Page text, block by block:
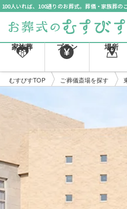
100人いれば、100通りのお葬式。葬儀・家族葬の
家族葬 プラン 場所
むすびすTOP ご葬儀斎場を探す